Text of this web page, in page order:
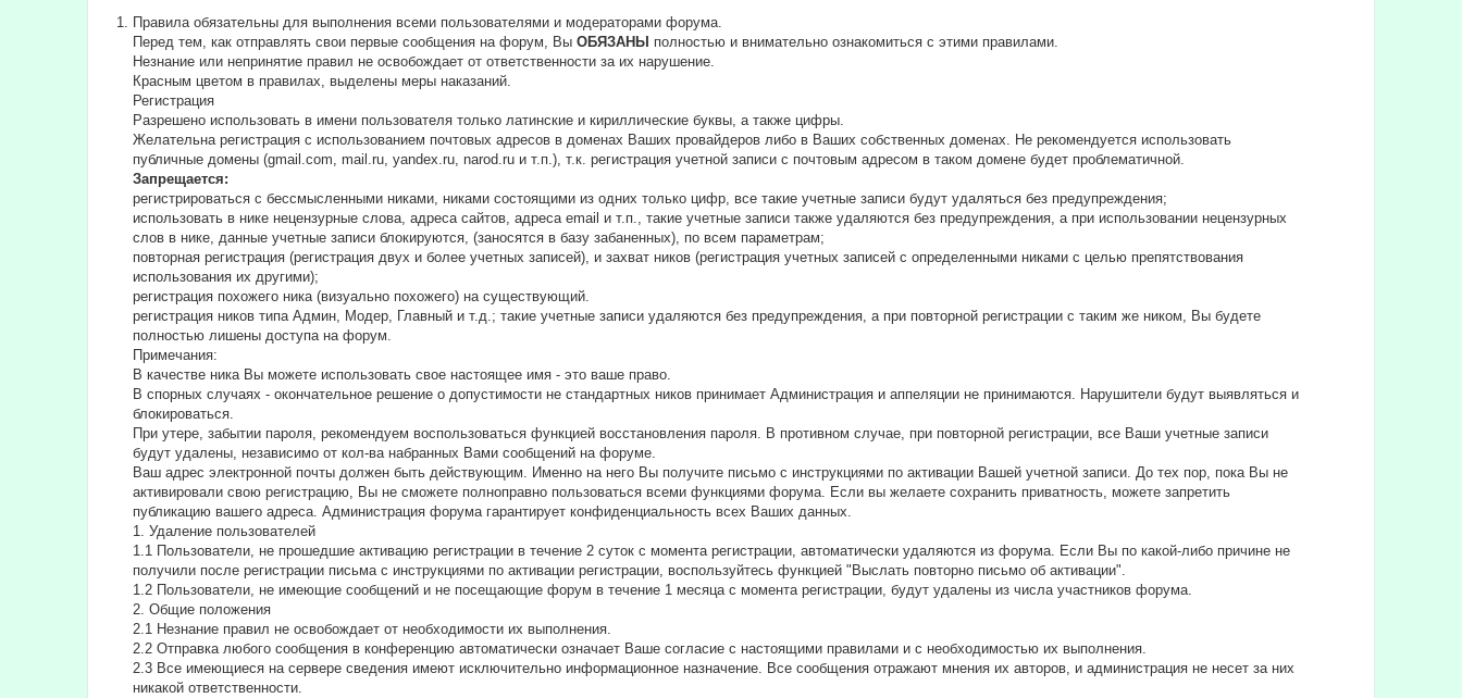
Правила обязательны для выполнения всеми пользователями и модераторами форума.
Перед тем, как отправлять свои первые сообщения на форум, ВыОБЯЗАНЫ полностью и внимательно ознакомиться с этими правилами.
Незнание или непринятие правил не освобождает от ответственности за их нарушение.
Красным цветом в правилах, выделены меры наказаний.
Регистрация
Разрешено использовать в имени пользователя только латинские и кириллические буквы, а также цифры.
Желательна регистрация с использованием почтовых адресов в доменах Ваших провайдеров либо в Ваших собственных доменах. Не рекомендуется использовать
публичные домены (gmail.com, mail.ru, yandex.ru, narod.ru и т.п.), т.к. регистрация учетной записи с почтовым адресом в таком домене будет проблематичной.
Запрещается:
регистрироваться с бессмысленными никами, никами состоящими из одних только цифр, все такие учетные записи будут удаляться без предупреждения;
использовать в нике нецензурные слова, адреса сайтов, адреса email и т.п., такие учетные записи также удаляются без предупреждения, а при использовании нецензурных
слов в нике, данные учетные записи блокируются, (заносятся в базу забаненных), по всем параметрам;
повторная регистрация (регистрация двух и более учетных записей), и захват ников (регистрация учетных записей с определенными никами с целью препятствования
использования их другими);
регистрация похожего ника (визуально похожего) на существующий.
регистрация ников типа Админ, Модер, Главный и т.д.; такие учетные записи удаляются без предупреждения, а при повторной регистрации с таким же ником, Вы будете
полностью лишены доступа на форум.
Примечания:
В качестве ника Вы можете использовать свое настоящее имя - это ваше право.
В спорных случаях - окончательное решение о допустимости не стандартных ников принимает Администрация и аппеляции не принимаются. Нарушители будут выявляться и
блокироваться.
При утере, забытии пароля, рекомендуем воспользоваться функцией восстановления пароля. В противном случае, при повторной регистрации, все Ваши учетные записи
будут удалены, независимо от кол-ва набранных Вами сообщений на форуме.
Ваш адрес электронной почты должен быть действующим. Именно на него Вы получите письмо с инструкциями по активации Вашей учетной записи. До тех пор, пока Вы не
активировали свою регистрацию, Вы не сможете полноправно пользоваться всеми функциями форума. Если вы желаете сохранить приватность, можете запретить
публикацию вашего адреса. Администрация форума гарантирует конфиденциальность всех Ваших данных.
1. Удаление пользователей
1.1 Пользователи, не прошедшие активацию регистрации в течение 2 суток с момента регистрации, автоматически удаляются из форума. Если Вы по какой-либо причине не
получили после регистрации письма с инструкциями по активации регистрации, воспользуйтесь функцией "Выслать повторно письмо об активации".
1.2 Пользователи, не имеющие сообщений и не посещающие форум в течение 1 месяца с момента регистрации, будут удалены из числа участников форума.
2. Общие положения
2.1 Hезнание правил не освобождает от необходимости их выполнения.
2.2 Отправка любого сообщения в конференцию автоматически означает Ваше согласие с настоящими правилами и с необходимостью их выполнения.
2.3 Все имеющиеся на сервере сведения имеют исключительно информационное назначение. Все сообщения отражают мнения их авторов, и администрация не несет за них
никакой ответственности.